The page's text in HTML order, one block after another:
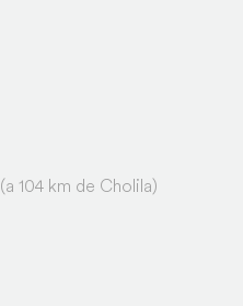
(a 104 km de Cholila)